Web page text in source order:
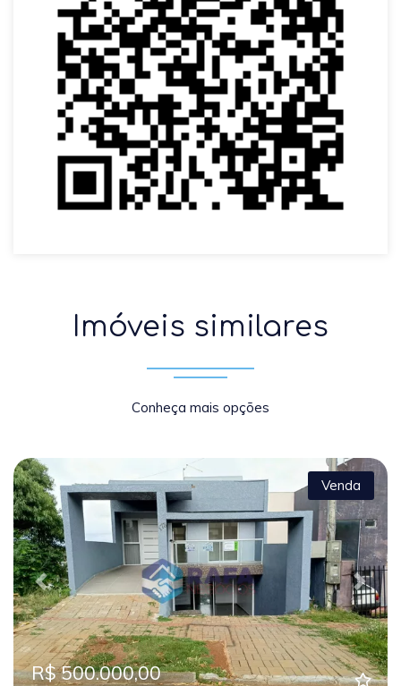
Imóveis similares
Conheça mais opções
Previous Next
Venda
R$ 500.000,00